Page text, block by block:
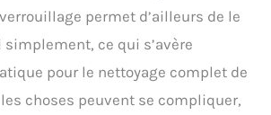
toilettes Smart sont la
solution la plus agréable
dans toutes les
situations. Les toilettes
pour vous ? Oui, bien sûr !
permet d’ailleurs de le
ce qui s’avère
pour le nettoyage complet de
choses peuvent se compliquer,